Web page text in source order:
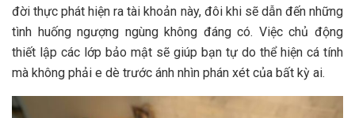
đời thực phát hiện ra tài khoản này, đôi khi sẽ dẫn đến những
tình huống ngượng ngùng không đáng có. Việc chủ động
thiết lập các lớp bảo mật sẽ giúp bạn tự do thể hiện cá tính
mà không phải e dè trước ánh nhìn phán xét của bất kỳ ai.